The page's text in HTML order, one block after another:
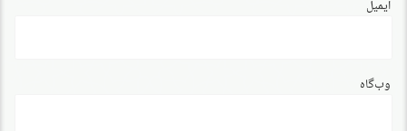
ایمیل
وب‌گاه